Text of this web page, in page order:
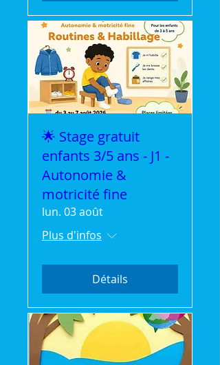
🌟 Stage gratuit
enfants 3/5 ans - J1 -
Autonomie &
motricité fine
lun. 03 août
Plus d'infos
Détails